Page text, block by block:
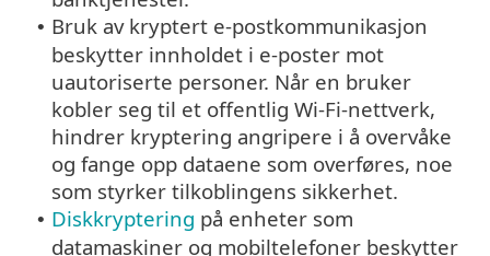
• Bruk av kryptert e-postkommunikasjon
beskytter innholdet i e-poster mot
uautoriserte personer. Når en bruker
kobler seg til et offentlig Wi-Fi-nettverk,
hindrer kryptering angripere i å overvåke
og fange opp dataene som overføres, noe
som styrker tilkoblingens sikkerhet.
• Diskkryptering på enheter som
datamaskiner og mobiltelefoner beskytter